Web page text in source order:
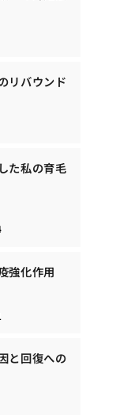
リバウンド
た私の育毛
強化作用
と回復への